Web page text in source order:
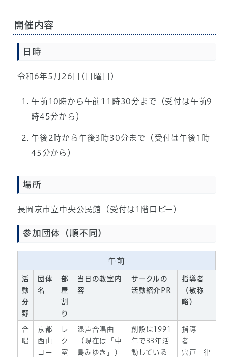
開催内容
日時
令和6年5月26日(日曜日)
午前10時から午前11時30分まで（受付は午前9
時45分から）
午後2時から午後3時30分まで（受付は午後1時
45分から）
場所
長岡京市立中央公民館（受付は1階ロビー）
参加団体（順不同）
午前
活
動
分
野
団体
名
部
屋
割
り
当日の教室内
容
サークルの
活動紹介PR
指導者
（敬称
略）
合
唱
京都
西山
コー
レ
ク
室
混声合唱曲
（現在は「中
島みゆき」）
創設は1991
年で33年活
動している
指導
者
宍戸 律